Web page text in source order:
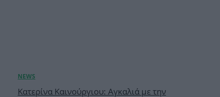
Κατερίνα Καινούργιου: Αγκαλιά με την